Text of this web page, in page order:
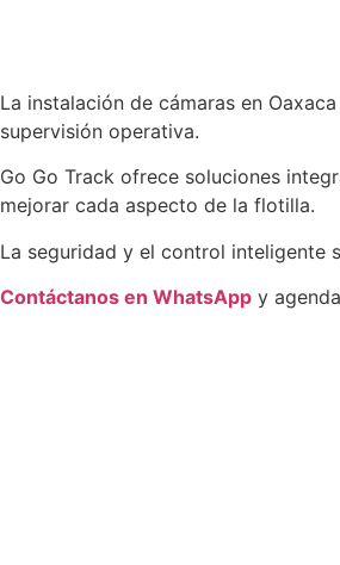
La instalación de cámaras en
supervisión operativa.
Go Go Track ofrece soluciones
mejorar cada aspecto de la flotilla.
La seguridad y el control inteligente
Contáctanos en WhatsApp y